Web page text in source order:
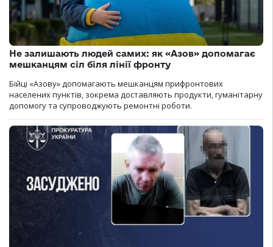
Не залишають людей самих: як «Азов» допомагає
мешканцям сіл біля лінії фронту
Бійці «Азову» допомагають мешканцям прифронтових
населених пунктів, зокрема доставляють продукти, гуманітарну
допомогу та супроводжують ремонтні роботи.